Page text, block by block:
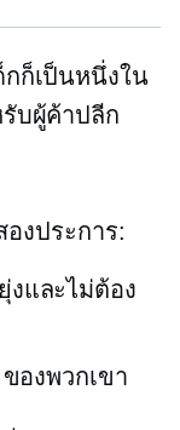
ก็เป็นหนึ่งใน
บผู้ค้าปลีก
องประการ:
งและไม่ต้อง
องพวกเขา